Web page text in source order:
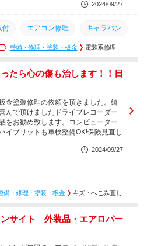
2024/09/27
付 エアコン修理 キャラバン
整備・修理・塗装・板金 電装系修理
たら心の傷も治します！！日
金塗装修理の依頼を頂きました。綺
んで頂けましたドライブレコーダー
をお勧め致します。コンピューター
イブリットも車検整備OK!保険見直し
2024/09/27
備・修理・塗装・板金 キズ・へこみ直し
サイト 外装品・エアロパー